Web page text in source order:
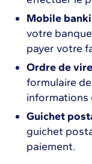
Mobile
votre
payer votre
Ordre de
formulaire
informations
Guichet
guichet
paiement.